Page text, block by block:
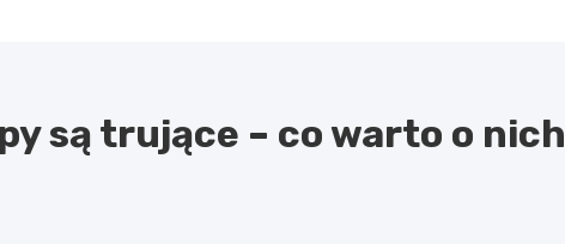
są trujące – co warto o nich